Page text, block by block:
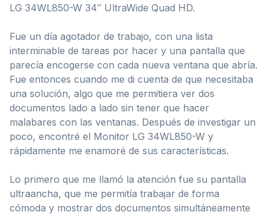
LG 34WL850-W 34″ UltraWide Quad HD.
Fue un día agotador de trabajo, con una lista
interminable de tareas por hacer y una pantalla que
parecía encogerse con cada nueva ventana que abría.
Fue entonces cuando me di cuenta de que necesitaba
una solución, algo que me permitiera ver dos
documentos lado a lado sin tener que hacer
malabares con las ventanas. Después de investigar un
poco, encontré el Monitor LG 34WL850-W y
rápidamente me enamoré de sus características.
Lo primero que me llamó la atención fue su pantalla
ultraancha, que me permitía trabajar de forma
cómoda y mostrar dos documentos simultáneamente